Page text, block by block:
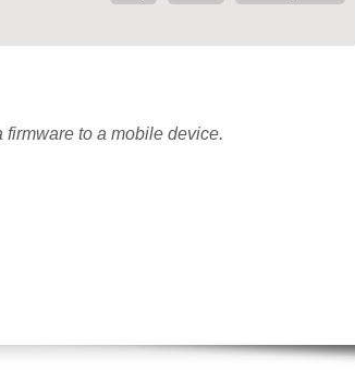
to a mobile device.